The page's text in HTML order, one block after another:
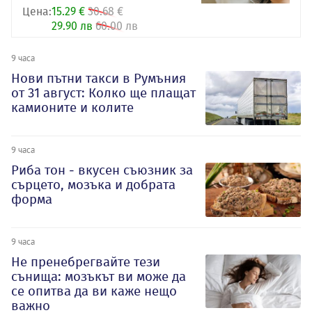
Цена:15.29 € 30.68 €
29.90 лв 60.00 лв
9 часа
Нови пътни такси в Румъния
от 31 август: Колко ще плащат
камионите и колите
9 часа
Риба тон - вкусен съюзник за
сърцето, мозъка и добрата
форма
9 часа
Не пренебрегвайте тези
сънища: мозъкът ви може да
се опитва да ви каже нещо
важно